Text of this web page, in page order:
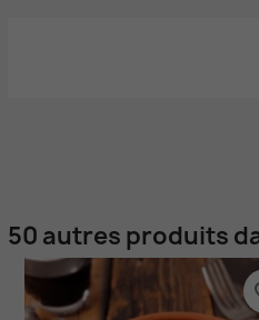
50 autres produits